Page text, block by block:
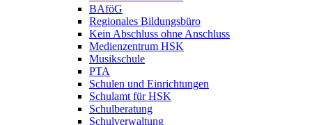
BAföG
Regionales Bildungsbüro
Kein Abschluss ohne Anschluss
Medienzentrum HSK
Musikschule
PTA
Schulen und Einrichtungen
Schulamt für HSK
Schulberatung
Schulverwaltung